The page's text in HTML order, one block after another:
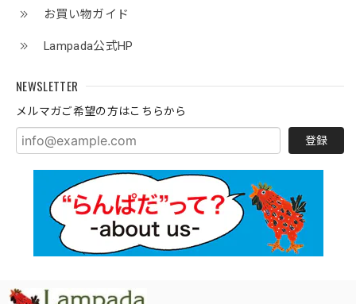
お買い物ガイド
Lampada公式HP
NEWSLETTER
メルマガご希望の方はこちらから
登録